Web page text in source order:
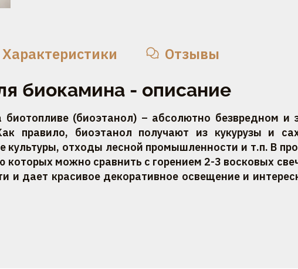
Характеристики Отзывы
биокамина - описание
(биоэтанол) – абсолютно безвредном и
правило, биоэтанол получают из кукурузы и
культуры, отходы лесной промышленности и т.п. В
которых можно сравнить с горением 2-3 восковых
и дает красивое декоративное освещение и